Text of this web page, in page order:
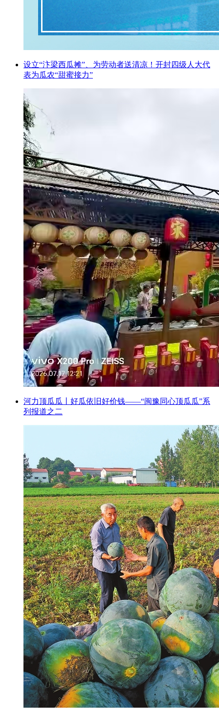
设立“汴梁西瓜摊”、为劳动者送清凉！开封四级人大代
表为瓜农“甜蜜接力”
河力顶瓜瓜丨好瓜依旧好价钱——“闽豫同心顶瓜瓜”系
列报道之二